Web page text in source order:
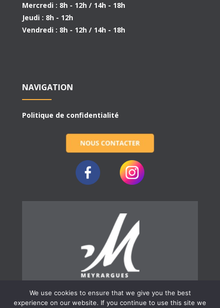
Mercredi : 8h - 12h / 14h - 18h
Jeudi : 8h - 12h
Vendredi : 8h - 12h / 14h - 18h
NAVIGATION
Politique de confidentialité
We use cookies to ensure that we give you the best
experience on our website. If you continue to use this site we